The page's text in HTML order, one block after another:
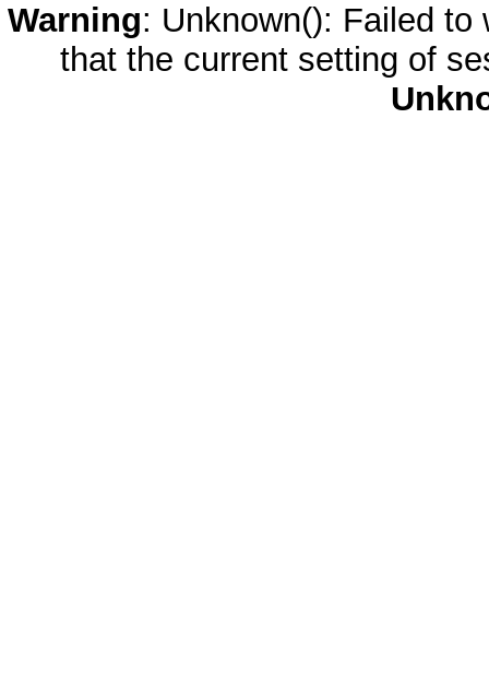
Warning: Unknown(): Failed
that the current setting of